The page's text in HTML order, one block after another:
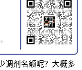
调剂名额呢？大概多